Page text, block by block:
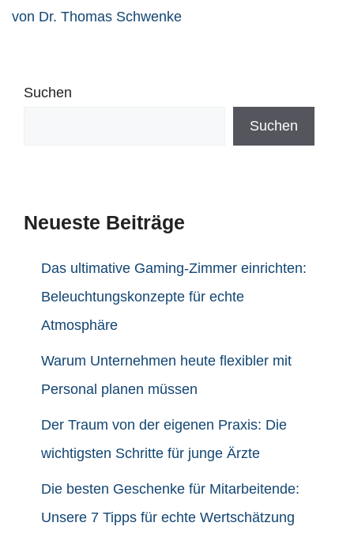
von Dr. Thomas Schwenke
Suchen
Suchen
Neueste Beiträge
Das ultimative Gaming-Zimmer einrichten:
Beleuchtungskonzepte für echte
Atmosphäre
Warum Unternehmen heute flexibler mit
Personal planen müssen
Der Traum von der eigenen Praxis: Die
wichtigsten Schritte für junge Ärzte
Die besten Geschenke für Mitarbeitende:
Unsere 7 Tipps für echte Wertschätzung